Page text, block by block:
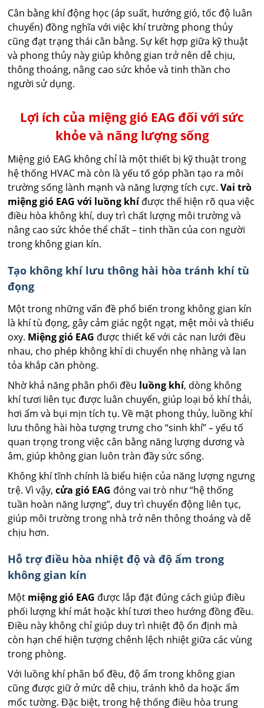
Cân bằng khí động học (áp suất, hướng gió, tốc độ luân
chuyển) đồng nghĩa với việc khí trường phong thủy
cũng đạt trạng thái cân bằng. Sự kết hợp giữa kỹ thuật
và phong thủy này giúp không gian trở nên dễ chịu,
thông thoáng, nâng cao sức khỏe và tinh thần cho
người sử dụng.
Lợi ích của miệng gió EAG đối với sức
khỏe và năng lượng sống
Miệng gió EAG không chỉ là một thiết bị kỹ thuật trong
hệ thống HVAC mà còn là yếu tố góp phần tạo ra môi
trường sống lành mạnh và năng lượng tích cực.Vai trò
miệng gió EAG với luồng khíđược thể hiện rõ qua việc
điều hòa không khí, duy trì chất lượng môi trường và
nâng cao sức khỏe thể chất – tinh thần của con người
trong không gian kín.
Tạo không khí lưu thông hài hòa tránh khí tù
đọng
Một trong những vấn đề phổ biến trong không gian kín
là khí tù đọng, gây cảm giác ngột ngạt, mệt mỏi và thiếu
oxy. Miệng gió EAG được thiết kế với các nan lưới đều
nhau, cho phép không khí di chuyển nhẹ nhàng và lan
tỏa khắp căn phòng.
Nhờ khả năng phân phối đều luồng khí, dòng không
khí tươi liên tục được luân chuyển, giúp loại bỏ khí thải,
hơi ẩm và bụi mịn tích tụ. Về mặt phong thủy, luồng khí
lưu thông hài hòa tượng trưng cho “sinh khí” – yếu tố
quan trọng trong việc cân bằng năng lượng dương và
âm, giúp không gian luôn tràn đầy sức sống.
Không khí tĩnh chính là biểu hiện của năng lượng ngưng
trệ. Vì vậy,cửa gió EAG đóng vai trò như “hệ thống
tuần hoàn năng lượng”, duy trì chuyển động liên tục,
giúp môi trường trong nhà trở nên thông thoáng và dễ
chịu hơn.
Hỗ trợ điều hòa nhiệt độ và độ ẩm trong
không gian kín
Một miệng gió EAG được lắp đặt đúng cách giúp điều
phối lượng khí mát hoặc khí tươi theo hướng đồng đều.
Điều này không chỉ giúp duy trì nhiệt độ ổn định mà
còn hạn chế hiện tượng chênh lệch nhiệt giữa các vùng
trong phòng.
Với luồng khí phân bổ đều, độ ẩm trong không gian
cũng được giữ ở mức dễ chịu, tránh khô da hoặc ẩm
mốc tường. Đặc biệt, trong hệ thống điều hòa trung